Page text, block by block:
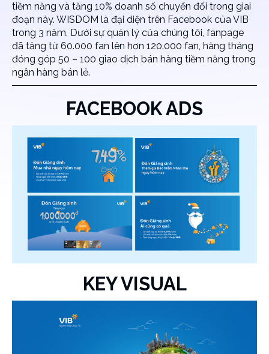
tiềm năng và tăng 10% doanh số chuyển đổi trong giai
đoạn này. WISDOM là đại diện trên Facebook của VIB
trong 3 năm. Dưới sự quản lý của chúng tôi, fanpage
đã tăng từ 60.000 fan lên hơn 120.000 fan, hàng tháng
đóng góp 50 – 100 giao dịch bán hàng tiềm năng trong
ngân hàng bán lẻ.
FACEBOOK ADS
KEY VISUAL